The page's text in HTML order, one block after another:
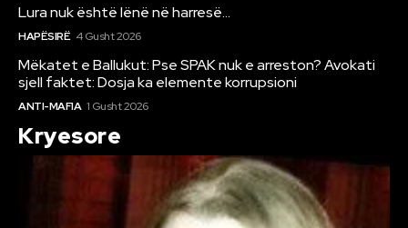
Lura nuk është lënë në harresë…
HAPËSIRË 4 Gusht 2026
Mëkatet e Ballukut: Pse SPAK nuk e arreston? Avokati
sjell faktet: Dosja ka elemente korrupsioni
ANTI-MAFIA 1 Gusht 2026
Kryesore